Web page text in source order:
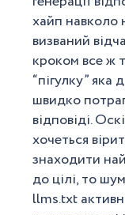
хайп навколо
визваний
кроком все ж
“пігулку”
швидко
відповіді.
хочеться
знаходити
до цілі, то
llms.txt